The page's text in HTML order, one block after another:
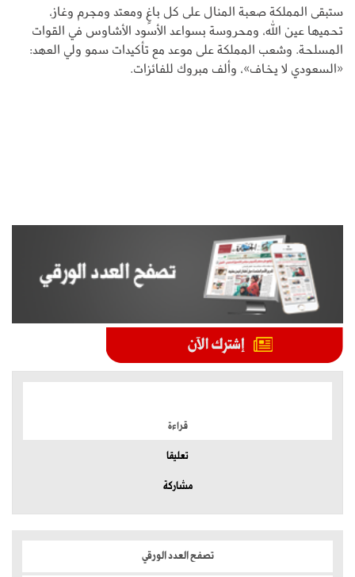
ستبقى المملكة صعبة المنال على كل باغٍ ومعتد ومجرم وغاز،
تحميها عين الله، ومحروسة بسواعد الأسود الأشاوس في القوات
المسلحة. وشعب المملكة على موعد مع تأكيدات سمو ولي العهد:
«السعودي لا يخاف»، وألف مبروك للفائزات.
قراءة
تعليقا
مشاركة
تصفح العدد الورقي